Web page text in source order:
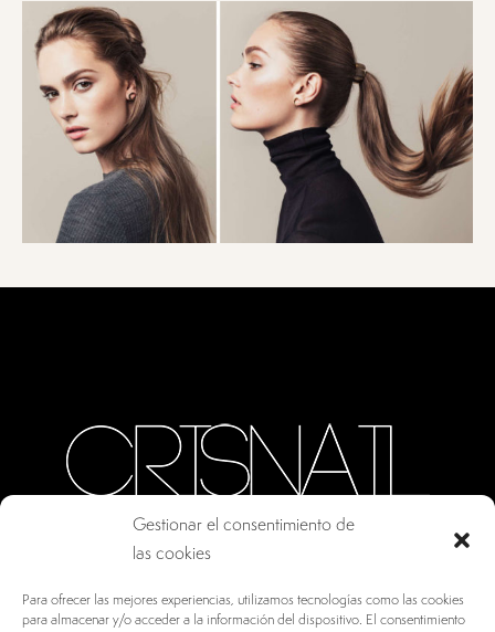
Gestionar el consentimiento de
las cookies
Para ofrecer las mejores experiencias, utilizamos tecnologías como las cookies
para almacenar y/o acceder a la información del dispositivo. El consentimiento
28770, ESPAÑA